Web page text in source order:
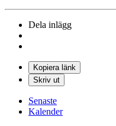
Dela inlägg
Kopiera länk
Skriv ut
Senaste
Kalender